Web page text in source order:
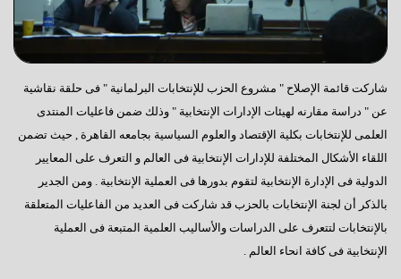
شاركت قائمة الإصلاح " مشروع الحزب للإنتخابات البرلمانية " فى حلقة نقاشية
عن " دراسة مقارنه لهيئات الإدارات الإنتخابية " وذلك ضمن فاعليات المنتدى
العلمى للإنتخابات بكلية الإقتصاد والعلوم السياسية بجامعه القاهرة , حيث تضمن
اللقاء الأشكال المختلفة للإدارات الإنتخابية فى العالم و التعرف على المعايير
الدولية فى الإدارة الإنتخابية لتقوم بدورها فى العملية الإنتخابية . ومن الجدير
بالذكر أن لجنة الإنتخابات بالحزب قد شاركت فى العديد من الفاعليات المتعلقة
بالإنتخابات لتتعرف على الدراسات والأساليب العلمية المتبعة فى العملية
الإنتخابية فى كافة انحاء العالم .